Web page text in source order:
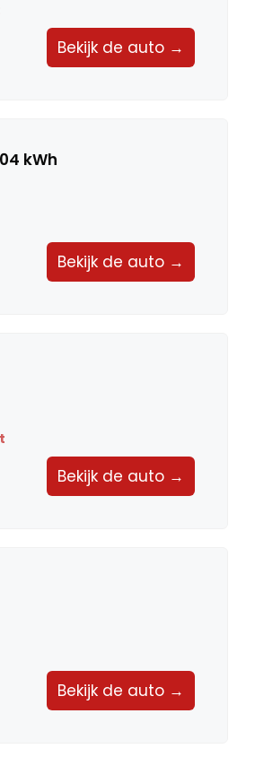
Bekijk de auto →
kWh
Bekijk de auto →
Bekijk de auto →
Bekijk de auto →